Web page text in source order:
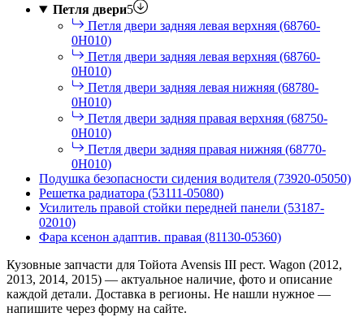
Петля двери5
Петля двери задняя левая верхняя (68760-
0H010)
Петля двери задняя левая верхняя (68760-
0H010)
Петля двери задняя левая нижняя (68780-
0H010)
Петля двери задняя правая верхняя (68750-
0H010)
Петля двери задняя правая нижняя (68770-
0H010)
Подушка безопасности сидения водителя (73920-05050)
Решетка радиатора (53111-05080)
Усилитель правой стойки передней панели (53187-
02010)
Фара ксенон адаптив. правая (81130-05360)
Кузовные запчасти для Тойота Avensis III рест. Wagon (2012,
2013, 2014, 2015) — актуальное наличие, фото и описание
каждой детали. Доставка в регионы. Не нашли нужное —
напишите через форму на сайте.